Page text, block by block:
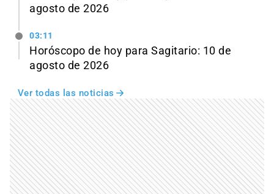
agosto de 2026
03:11
Horóscopo de hoy para Sagitario: 10 de
agosto de 2026
Ver todas las noticias